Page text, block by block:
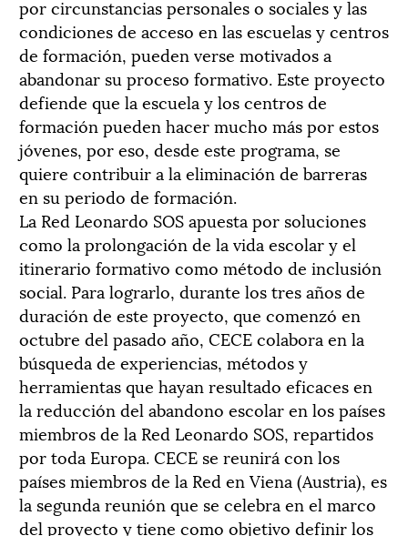
por circunstancias personales o sociales y las
condiciones de acceso en las escuelas y centros
de formación, pueden verse motivados a
abandonar su proceso formativo. Este proyecto
defiende que la escuela y los centros de
formación pueden hacer mucho más por estos
jóvenes, por eso, desde este programa, se
quiere contribuir a la eliminación de barreras
en su periodo de formación.
La Red Leonardo SOS apuesta por soluciones
como la prolongación de la vida escolar y el
itinerario formativo como método de inclusión
social. Para lograrlo, durante los tres años de
duración de este proyecto, que comenzó en
octubre del pasado año, CECE colabora en la
búsqueda de experiencias, métodos y
herramientas que hayan resultado eficaces en
la reducción del abandono escolar en los países
miembros de la Red Leonardo SOS, repartidos
por toda Europa. CECE se reunirá con los
países miembros de la Red en Viena (Austria), es
la segunda reunión que se celebra en el marco
del proyecto y tiene como objetivo definir los